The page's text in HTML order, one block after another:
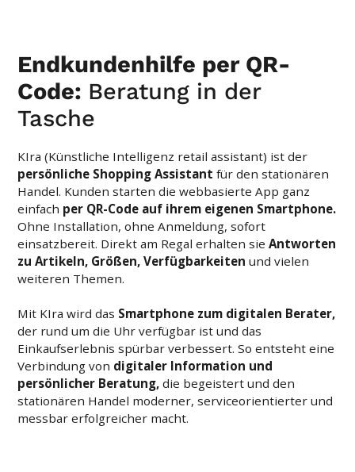
Endkundenhilfe per QR-
Code: Beratung in der
Tasche
KIra (Künstliche Intelligenz retail assistant) ist der
persönliche Shopping Assistant für den stationären
Handel. Kunden starten die webbasierte App ganz
einfach per QR-Code auf ihrem eigenen Smartphone.
Ohne Installation, ohne Anmeldung, sofort
einsatzbereit. Direkt am Regal erhalten sieAntworten
zu Artikeln, Größen, Verfügbarkeiten und vielen
weiteren Themen.
Mit KIra wird das Smartphone zum digitalen Berater,
der rund um die Uhr verfügbar ist und das
Einkaufserlebnis spürbar verbessert. So entsteht eine
Verbindung von digitaler Information und
persönlicher Beratung, die begeistert und den
stationären Handel moderner, serviceorientierter und
messbar erfolgreicher macht.